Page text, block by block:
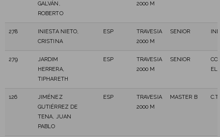
GALVÁN,
ROBERTO
2000 M
278
INIESTA NIETO,
CRISTINA
ESP
TRAVESIA
2000 M
SENIOR
279
JARDIM
HERRERA,
TIPHARETH
ESP
TRAVESIA
2000 M
SENIOR
EL
126
JIMÉNEZ
GUTIÉRREZ DE
TENA, JUAN
PABLO
ESP
TRAVESIA
2000 M
MASTER B